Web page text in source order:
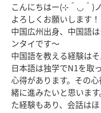
こんにちはー(⊹＾◡＾)
よろしくお願いします！
中国広州出身、中国語
ンタイです～
中国語を教える経験は
日本語は独学でN1を取
心得があります。その
緒に進みたいと思いま
た経験もあり、会話は